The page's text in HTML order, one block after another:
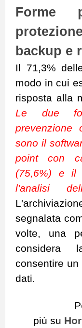
Forme
backup e
Il 71,3%
modo in cui
risposta alla
Le due
prevenzione
sono il
point con
(75,6%) e il
l'analisi
segnalata
volte, una
considera
consentire un
dati.
più su